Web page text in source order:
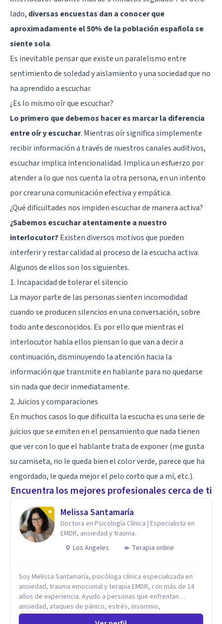
lado, diversas encuestas dan a conocer que
aproximadamente el 50% de la población española se
siente sola.
Es inevitable pensar que existe un paralelismo entre
sentimiento de soledad y aislamiento y una sociedad que no
ha aprendido a escuchar.
¿Es lo mismo oír que escuchar?
Lo primero que debemos hacer es marcar la diferencia
entre oír y escuchar. Mientras oír significa simplemente
recibir información a través de nuestros canales auditivos,
escuchar implica intencionalidad. Implica un esfuerzo por
atender a lo que nos cuenta la otra persona, en un intento
por crear una comunicación efectiva y empática.
¿Qué dificultades nos impiden escuchar de manera activa?
¿Sabemos escuchar atentamente a nuestro
interlocutor? Existen diversos motivos que pueden
interferir y restar calidad al proceso de laescucha activa.
Algunos de ellos son los siguientes.
1. Incapacidad de tolerar el silencio
La mayor parte de las personas sienten incomodidad
cuando se producen silencios en una conversación, sobre
todo ante desconocidos. Es por ello que mientras el
interlocutor habla ellos piensan lo que van a decir a
continuación, disminuyendo la atención hacia la
información que transmite en hablante para no quedarse
sin nada que decir inmediatamente.
2. Juicios y comparaciones
En muchos casos lo que dificulta la escucha es una serie de
juicios que se emiten en el pensamiento que nada tienen
que ver con lo que el hablante trata de exponer (me gusta
su camiseta, no le queda bien el color verde, parece que ha
engordado, le queda mejor el pelo corto que a mí, etc.).
Encuentra los mejores profesionales cerca de ti
Melissa Santamaría
Doctora en Psicología Clínica | Especialista en
EMDR, ansiedad y trauma.
Los Angeles
Terapia online
Soy Melissa Santamaría, psicóloga clínica especializada en
ansiedad, trauma emocional y terapia EMDR, con más de 14
años de experiencia. Ayudo a personas que enfrentan
ansiedad, ataques de pánico, estrés, insomnio,
pensamientos intrusivos, baja autoestima y experiencias